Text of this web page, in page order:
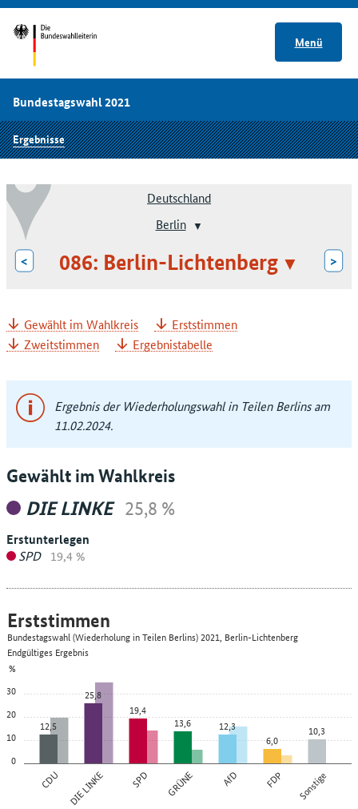
Menü
Bundestagswahl 2021
Ergebnisse
Deutschland
Berlin
< 086: Berlin-Lichtenberg >
Gewählt im Wahlkreis
Erststimmen
Zweitstimmen
Ergebnistabelle
Ergebnis der Wiederholungswahl in Teilen Berlins am
11.02.2024.
Gewählt im Wahlkreis
DIE LINKE 25,8 %
Erstunterlegen
SPD 19,4 %
0
10
20
30
%
CDU DIE LINKE SPD GRÜNE AfD FDP Sonstige
12,5
25,8
19,4
13,6
12,3
6,0
10,3
Erststimmen
Bundestagswahl (Wiederholung in Teilen Berlins) 2021, Berlin-Lichtenberg
Endgültiges Ergebnis